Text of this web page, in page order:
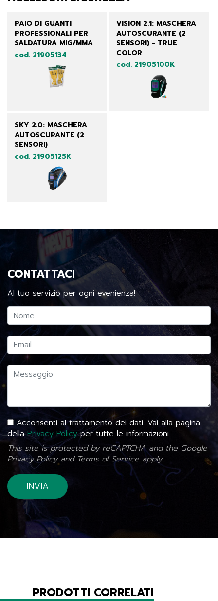
PAIO DI GUANTI
PROFESSIONALI PER
SALDATURA MIG/MMA
cod. 21905134
VISION 2.1: MASCHERA
AUTOSCURANTE (2
SENSORI) - TRUE
COLOR
cod. 21905100K
SKY 2.0: MASCHERA
AUTOSCURANTE (2
SENSORI)
cod. 21905125K
CONTATTACI
Al tuo servizio per ogni evenienza!
Acconsenti al trattamento dei dati. Vai alla pagina
dellaPrivacy Policyper tutte le informazioni.
This site is protected by reCAPTCHA and the Google
Privacy Policyand Terms of Service apply.
PRODOTTI CORRELATI